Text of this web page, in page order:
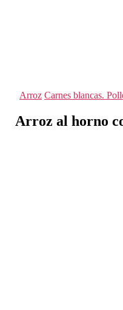
Arroz Carnes blancas.
Arroz al horno